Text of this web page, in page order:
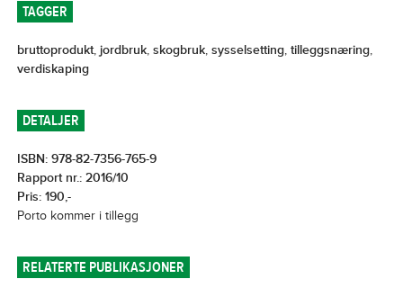
TAGGER
bruttoprodukt, jordbruk, skogbruk, sysselsetting, tilleggsnæring,
verdiskaping
DETALJER
ISBN: 978-82-7356-765-9
Rapport nr.: 2016/10
Pris: 190,-
Porto kommer i tillegg
RELATERTE PUBLIKASJONER